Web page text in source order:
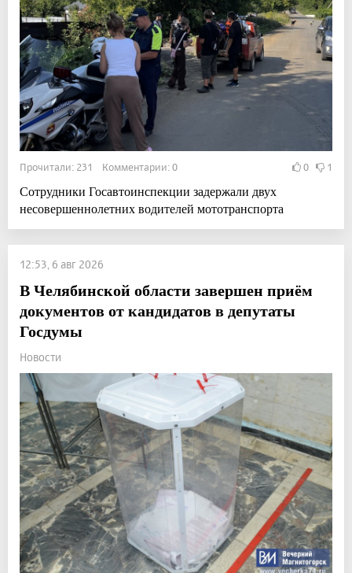
Прочитали: 231 Комментарии: 0 0 1
Сотрудники Госавтоинспекции задержали двух
несовершеннолетних водителей мототранспорта
12:53, 6 авг 2026
В Челябинской области завершен приём
документов от кандидатов в депутаты
Госдумы
Новости